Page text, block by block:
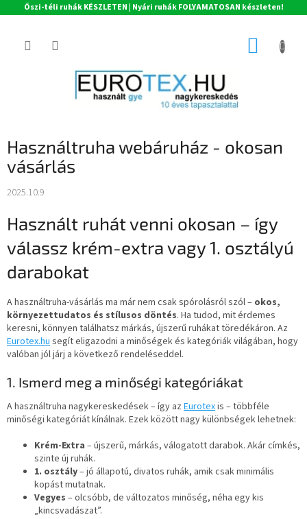
Őszi-téli ruhák KÉSZLETEN | Nyári ruhák FOLYAMATOSAN készleten!
KOSÁR
Használtruha webáruház - okosan
vásárlás
2025.10.9
Használt ruhát venni okosan – így
válassz krém-extra vagy 1. osztályú
darabokat
A használtruha-vásárlás ma már nem csak spórolásról szól – okos,
környezettudatos és stílusos döntés. Ha tudod, mit érdemes
keresni, könnyen találhatsz márkás, újszerű ruhákat töredékáron. Az
Eurotex.hu segít eligazodni a minőségek és kategóriák világában, hogy
valóban jól járj a következő rendeléseddel.
1. Ismerd meg a minőségi kategóriákat
A használtruha nagykereskedések – így az Eurotexis – többféle
minőségi kategóriát kínálnak. Ezek között nagy különbségek lehetnek:
Krém-Extra – újszerű, márkás, válogatott darabok. Akár címkés,
szinte új ruhák.
1. osztály– jó állapotú, divatos ruhák, amik csak minimális
kopást mutatnak.
Vegyes – olcsóbb, de változatos minőség, néha egy kis
„kincsvadászat”.